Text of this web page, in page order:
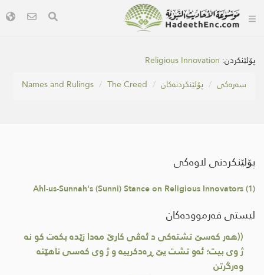
پۆلێنکردن: Religious Innovation
سه‌ره‌كی
پۆلێنکردنەکان The Creed
Names and Rulings
پۆلێنکردنی لاوەکی
Ahl-us-Sunnah's (Sunni) Stance on Religious Innovators (1)
لیستی فەرموودەکان
((هەر کەسێ تشتەکی د ئه‌ڤی کارێ مەدا زێده‌ بکەت کو نە
ژ وی بیت؛ ئەو تشت یێ ڕەدکرییه‌ و ژ وی كه‌سی ناهێته‌
وه‌رگرتن